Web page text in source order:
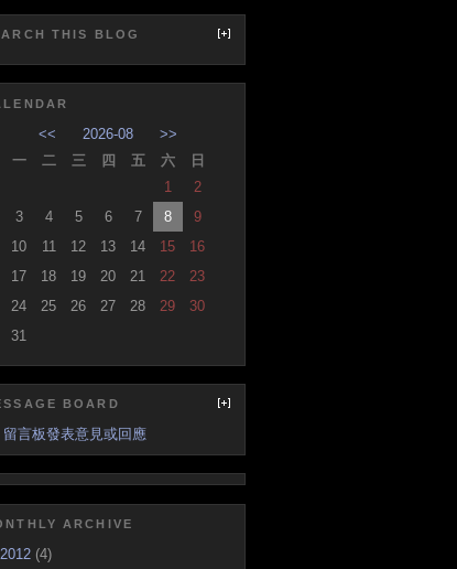
THIS BLOG
<< 2026-08
>>
一
二 三 四 五 六
日
1
2
3
4 5 6 7 8
9
10
11 12 13 14 15
16
17
18 19 20 21 22
23
24
25 26 27 28 29
30
31
BOARD
留言板發表意見或回應
ARCHIVE
2012 (4)